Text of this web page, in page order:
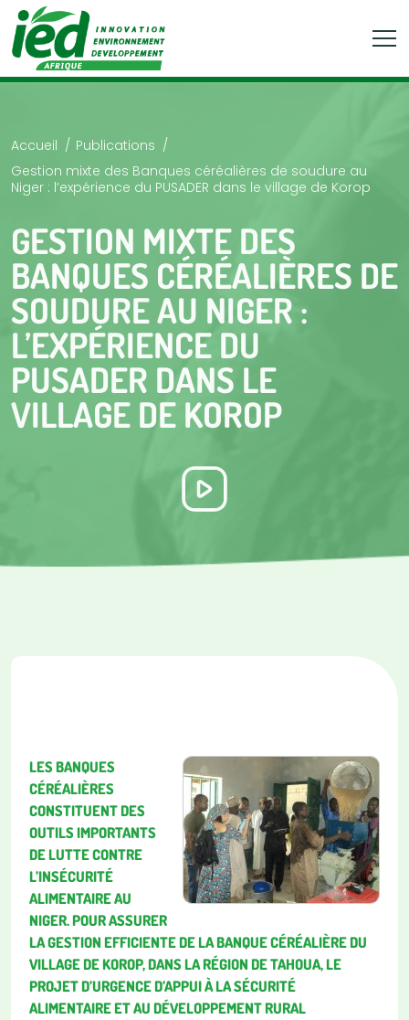
Accueil
Publications
Gestion mixte des Banques céréalières de soudure au
Niger : l’expérience du PUSADER dans le village de Korop
GESTION MIXTE DES
BANQUES CÉRÉALIÈRES DE
SOUDURE AU NIGER :
L’EXPÉRIENCE DU
PUSADER DANS LE
VILLAGE DE KOROP
LES BANQUES
CÉRÉALIÈRES
CONSTITUENT DES
OUTILS IMPORTANTS
DE LUTTE CONTRE
L’INSÉCURITÉ
ALIMENTAIRE AU
NIGER. POUR ASSURER
LA GESTION EFFICIENTE DE LA BANQUE CÉRÉALIÈRE DU
VILLAGE DE KOROP, DANS LA RÉGION DE TAHOUA, LE
PROJET D’URGENCE D’APPUI À LA SÉCURITÉ
ALIMENTAIRE ET AU DÉVELOPPEMENT RURAL